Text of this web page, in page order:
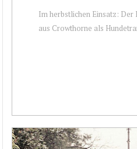
Im herbstlichen Einsatz:
aus Crowthorne als